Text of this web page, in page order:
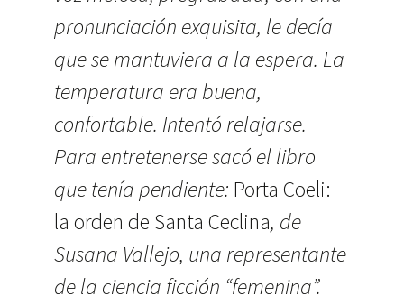
pronunciación exquisita, le decía
que se mantuviera a la espera. La
temperatura era buena,
confortable. Intentó relajarse.
Para entretenerse sacó el libro
que tenía pendiente: Porta Coeli:
la orden de Santa Ceclina, de
Susana Vallejo, una representante
de la ciencia ficción “femenina”.